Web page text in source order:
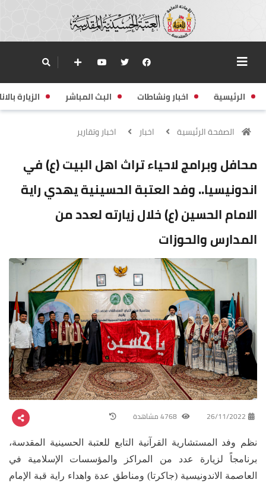
الرئيسية اخبار ونشاطات البث المباشر الزيارة
الصفحة الرئيسية اخبار اخبار وتقارير
محافل وبرامج لاحياء تراث اهل البيت (ع) في
اندونيسيا.. وفد العتبة الحسينية يهدي راية
الامام الحسين (ع) خلال زيارته لعدد من
المدارس والحوزات
26/11/2022
نظم وفد المستشارية القرآنية التابع للعتبة الحسينية المقدسة،
برنامجاً لزيارة عدد من المراكز والمؤسسات الإسلامية في
العاصمة الاندونيسية (جاكرتا) ومناطق عدة واهداء راية قبة الإمام